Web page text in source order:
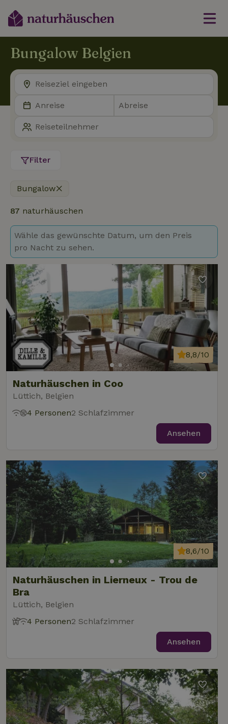
Bungalow Belgien
Filter
Bungalow
87 naturhäuschen
Wähle das gewünschte Datum, um den Preis
pro Nacht zu sehen.
Naturhäuschen in Coo
Lüttich, Belgien
8,8/10
4 Personen2 Schlafzimmer
Ansehen
Naturhäuschen in Lierneux - Trou de
Bra
Lüttich, Belgien
8,6/10
4 Personen2 Schlafzimmer
Ansehen